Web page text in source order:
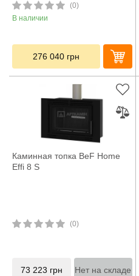
(0)
В наличии
276 040 грн
Каминная топка BeF Home
Effi 8 S
(0)
73 223 грн Нет на складе